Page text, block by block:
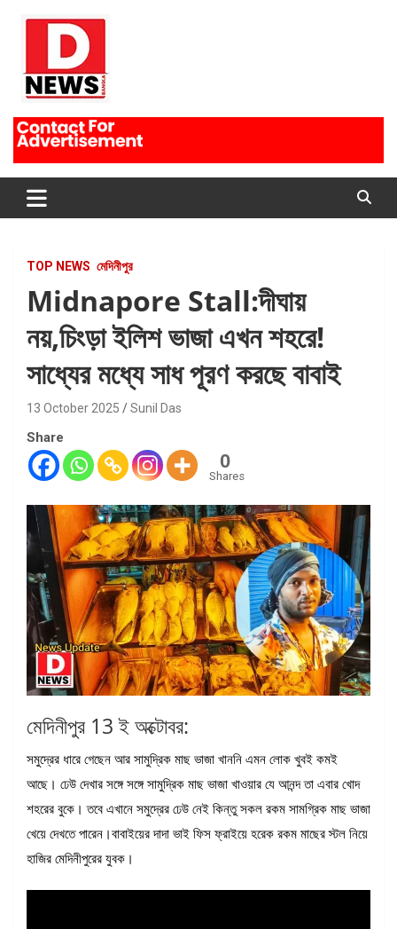
Dnews
#Medinipur24X7News
TOP NEWS মেদিনীপুর
Midnapore Stall:দীঘায়
নয়,চিংড়া ইলিশ ভাজা এখন শহরে!
সাধ্যের মধ্যে সাধ পূরণ করছে বাবাই
13 October 2025 Sunil Das
Share
0
Shares
মেদিনীপুর 13 ই অক্টোবর:
সমুদ্রের ধারে গেছেন আর সামুদ্রিক মাছ ভাজা খাননি এমন লোক খুবই কমই
আছে। ঢেউ দেখার সঙ্গে সঙ্গে সামুদ্রিক মাছ ভাজা খাওয়ার যে আনন্দ তা এবার খোদ
শহরের বুকে। তবে এখানে সমুদ্রের ঢেউ নেই কিন্তু সকল রকম সামগ্রিক মাছ ভাজা
খেয়ে দেখতে পারেন।বাবাইয়ের দাদা ভাই ফিস ফ্রাইয়ে হরেক রকম মাছের স্টল নিয়ে
হাজির মেদিনীপুরের যুবক।